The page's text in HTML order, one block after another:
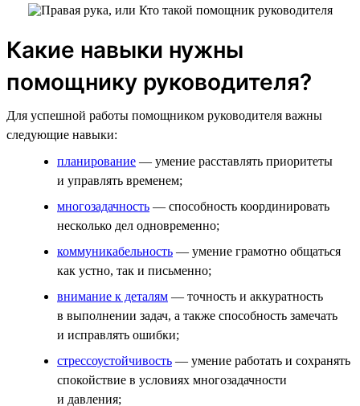
Какие навыки нужны
помощнику руководителя?
Для успешной работы помощником руководителя важны
следующие навыки:
планирование — умение расставлять приоритеты
и управлять временем;
многозадачность — способность координировать
несколько дел одновременно;
коммуникабельность — умение грамотно общаться
как устно, так и письменно;
внимание к деталям — точность и аккуратность
в выполнении задач, а также способность замечать
и исправлять ошибки;
стрессоустойчивость — умение работать и сохранять
спокойствие в условиях многозадачности
и давления;